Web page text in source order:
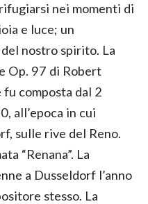
nei momenti di
e luce; un
nostro spirito. La
Op. 97 di Robert
fu composta dal 2
all’epoca in cui
sulle rive del Reno.
“Renana”. La
a Dusseldorf l’anno
stesso. La